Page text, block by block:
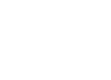
ОД